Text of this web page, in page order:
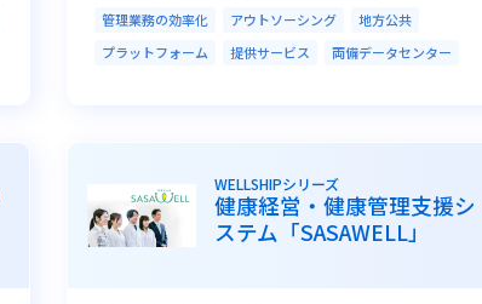
管理業務の効率化
アウトソーシング
地方公共
プラットフォーム
提供サービス 両備データセンター
WELLSHIPシリーズ
健康経営・健康管理支援シ
ステム「SASAWELL」